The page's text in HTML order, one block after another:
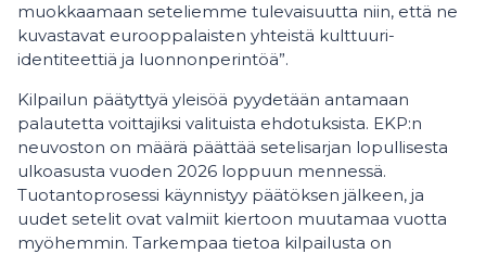
muokkaamaan seteliemme tulevaisuutta niin, että ne
kuvastavat eurooppalaisten yhteistä kulttuuri-
identiteettiä ja luonnonperintöä”.
Kilpailun päätyttyä yleisöä pyydetään antamaan
palautetta voittajiksi valituista ehdotuksista. EKP:n
neuvoston on määrä päättää setelisarjan lopullisesta
ulkoasusta vuoden 2026 loppuun mennessä.
Tuotantoprosessi käynnistyy päätöksen jälkeen, ja
uudet setelit ovat valmiit kiertoon muutamaa vuotta
myöhemmin. Tarkempaa tietoa kilpailusta on